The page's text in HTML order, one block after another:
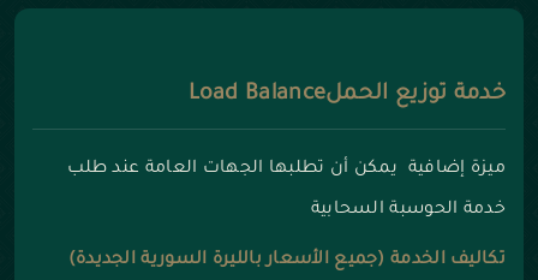
خدمة توزيع الحملLoad Balance
ميزة إضافية يمكن أن تطلبها الجهات العامة عند طلب
خدمة الحوسبة السحابية
تكاليف الخدمة (جميع الأسعار بالليرة السورية الجديدة)